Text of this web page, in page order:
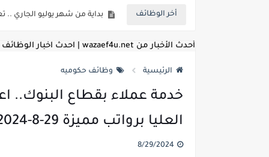
أخر الوظائف
للمؤهلات العليا ..اعلان وظائف
للعمل كضباط متخصصين ..وزارة
اعلان وظائف وزارة التعليم
اعلان وظائف الهيئة
اعلان وظائف الشركة
أحدث الأخبار من wazaef4u.net | احدث اخبار الوظائف
الرئيسية وظائف حكوميه
خدمة عملاء بقطاع البنوك..
العليا برواتب مميزة 29-8-2024